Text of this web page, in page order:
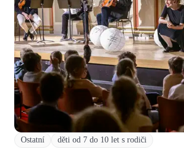
Ostatní děti od 7 do 10 let s rodiči